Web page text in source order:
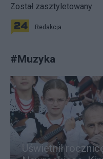
Został zasztyletowany
Redakcja
#Muzyka
Uświetnił